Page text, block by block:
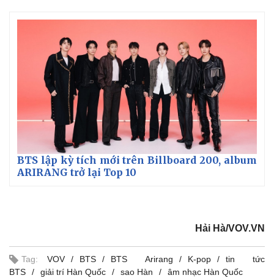
BTS lập kỳ tích mới trên Billboard 200, album
ARIRANG trở lại Top 10
Hải Hà/VOV.VN
Tag: VOV BTS BTS Arirang K-pop
tin tức
BTS
giải trí Hàn Quốc sao Hàn âm nhạc Hàn Quốc